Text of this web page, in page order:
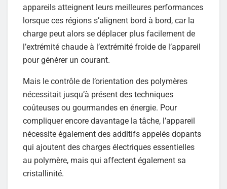
appareils atteignent leurs meilleures performances
lorsque ces régions s’alignent bord à bord, car la
charge peut alors se déplacer plus facilement de
l’extrémité chaude à l’extrémité froide de l’appareil
pour générer un courant.
Mais le contrôle de l’orientation des polymères
nécessitait jusqu’à présent des techniques
coûteuses ou gourmandes en énergie. Pour
compliquer encore davantage la tâche, l’appareil
nécessite également des additifs appelés dopants
qui ajoutent des charges électriques essentielles
au polymère, mais qui affectent également sa
cristallinité.